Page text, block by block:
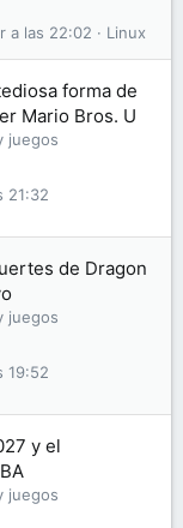
Linux
a las 22:02
forma de
Mario Bros. U
juegos
21:32
de Dragon
juegos
19:52
y el
juegos